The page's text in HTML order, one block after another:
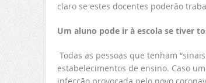
claro se estes docentes poderão
Um aluno pode ir à escola se tiver
Todas as pessoas que tenham
estabelecimentos de ensino. Caso